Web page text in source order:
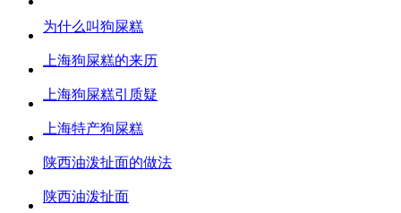
为什么叫狗屎糕
上海狗屎糕的来历
上海狗屎糕引质疑
上海特产狗屎糕
陕西油泼扯面的做法
陕西油泼扯面